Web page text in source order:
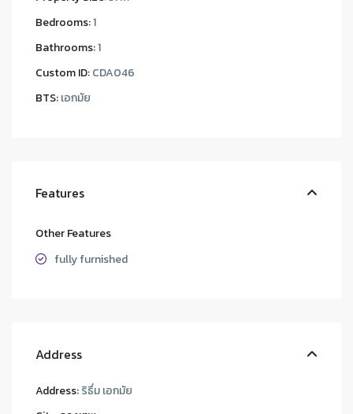
Bedrooms:1
Bathrooms:1
Custom ID:CDA046
BTS:เอกมัย
Features
Other Features
fully furnished
Address
Address:ริธึ่ม เอกมัย